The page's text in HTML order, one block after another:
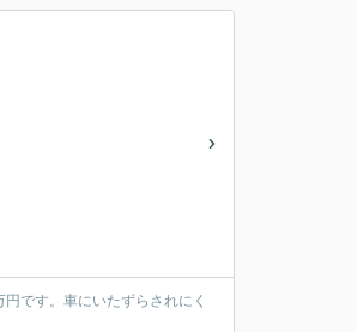
です。車にいたずらされにく